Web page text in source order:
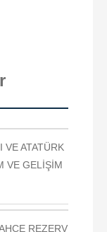
VE ATATÜRK
VE GELİŞİM
REZERV